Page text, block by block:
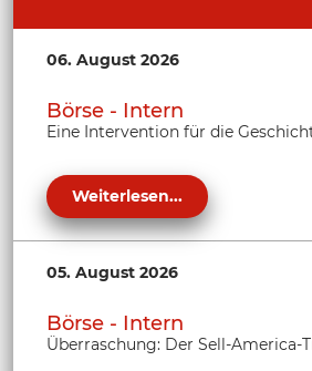
06. August 2026
Börse - Intern
Eine Intervention für die
Weiterlesen...
05. August 2026
Börse - Intern
Überraschung: Der Sell-America-